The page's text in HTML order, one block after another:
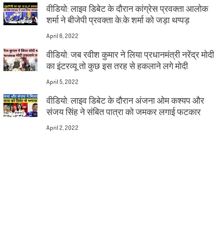
वीडियो: लाइव डिबेट के दौरान कांग्रेस प्रवक्ता आलोक
शर्मा ने बीजेपी प्रवक्ता के.के शर्मा को जड़ा थप्पड़
April 6, 2022
वीडियो: जब रवीश कुमार ने लिया प्रधानमंत्री नरेंद्र मोदी
का इंटरव्यू तो कुछ इस तरह से हकलाने लगे मोदी
April 5, 2022
वीडियो: लाइव डिबेट के दौरान अंजना ओम कश्यप और
संजय सिंह ने संबित पात्रा को जमकर लगाई फटकार
April 2, 2022